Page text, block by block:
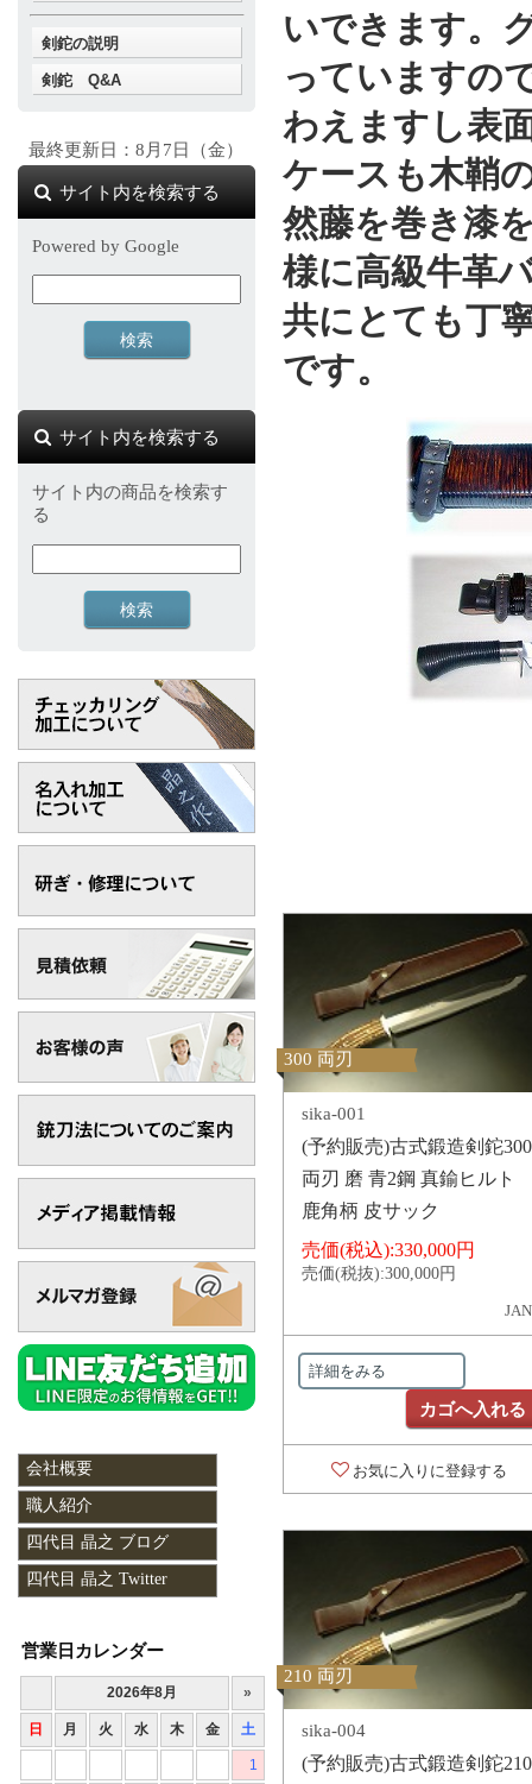
いできます。
っていますの
わえますし表
ケースも木鞘
然藤を巻き漆
様に高級牛革
共にとても丁
です。
300 両刃
sika-001
(予約販売)古式鍛造剣鉈300
両刃 磨 青2鋼 真鍮ヒルト
鹿角柄 皮サック
売価(税込):330,000円
売価(税抜):300,000円
詳細をみる
カゴへ入れる
お気に入りに登録する
210 両刃
sika-004
(予約販売)古式鍛造剣鉈210
剣鉈の説明
剣鉈 Q&A
最終更新日：8月7日（金）
サイト内を検索する
Powered by Google
サイト内を検索する
サイト内の商品を検索す
る
会社概要
職人紹介
四代目 晶之 ブログ
四代目 晶之 Twitter
営業日カレンダー